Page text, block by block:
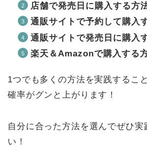
店舗で発売日に購入する方
通販サイトで予約して購入
通販サイトで発売日に購入
楽天＆Amazonで購入する
1つでも多くの方法を実践するこ
確率がグンと上がります！
自分に合った方法を選んでぜひ実
い！